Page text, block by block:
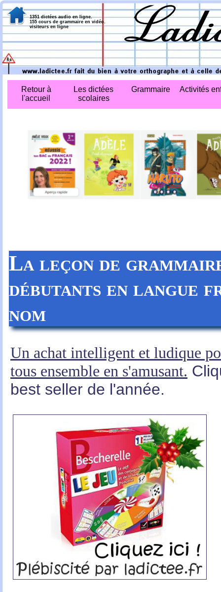
La leçon de
débutants en langue
nom
Un achat intelligent et ludique
tous ensemble en s'amusant.
best seller de l'année.